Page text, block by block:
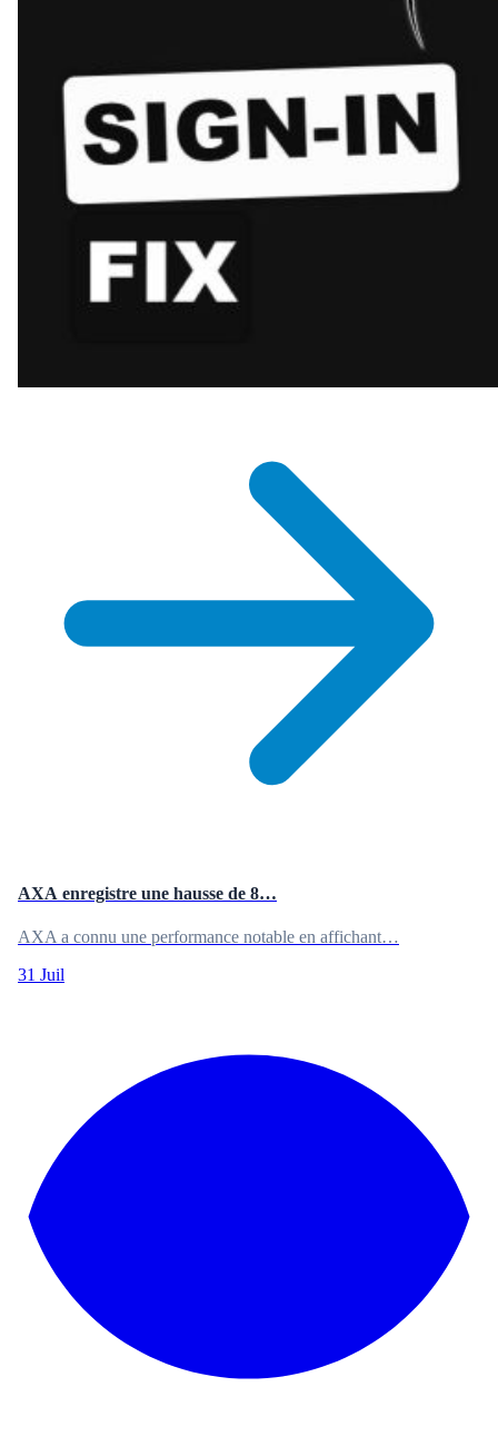
AXA enregistre une hausse de 8…
AXA a connu une performance notable en affichant…
31 Juil